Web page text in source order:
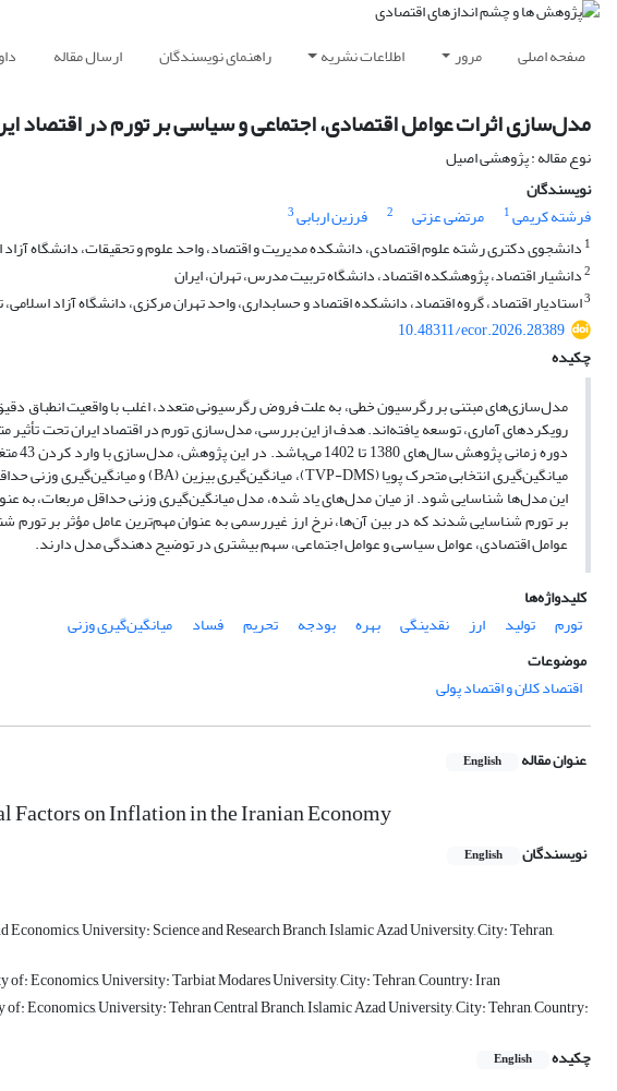
صفحه اصلی مرور اطلاعات نشریه راهنمای نویسندگان ارسال مقاله
مدل‌سازی اثرات عوامل اقتصادی، اجتماعی و سیاسی بر تورم در اقتصاد
نوع مقاله : پژوهشی اصیل
نویسندگان
فرشته کریمی1 مرتضی عزتی 2 فرزین اربابی3
1 دانشجوی دکتری رشته علوم اقتصادی، دانشکده مدیریت و اقتصاد، واحد علوم و تحقیقات، دانشگاه آزاد
2دانشیار اقتصاد، پژوهشکده اقتصاد، دانشگاه تربیت مدرس، تهران، ایران
3استادیار اقتصاد، گروه اقتصاد، دانشکده اقتصاد و حسابداری، واحد تهران مرکزی، دانشگاه آزاد اسلامی،
10.48311/ecor.2026.28389
چکیده
مدل‌سازی‌های مبتنی بر رگرسیون خطی، به علت فروض رگرسیونی متعدد، اغلب با واقعیت انطباق
رویکردهای آماری، توسعه یافته‌اند. هدف از این بررسی، مدل‌سازی تورم در اقتصاد ایران تحت
دوره زمانیپژوهشسال‌های 1380 تا 1402 می‌باشد. در این پژوهش، مدل‌سازی با وارد کردن 43 متغیر مؤثر بر تورم در 4 دسته مدل‌های میانگین‌گیری متحرک پویا (
میانگین‌گیری انتخابی متحرک پویا (TVP-DMS)، میانگین‌گیری بیزین (BA) و میانگین‌گیری وزنی
این مدل‌ها شناسایی شود. از میان مدل‌های یاد شده، مدل میانگین‌گیری وزنیحداقل مربعات، به
بر تورم شناسایی شدند که در بین آن‌ها، نرخ ارز غیررسمی به عنوان مهم
عوامل اقتصادی، عوامل سیاسی و عوامل اجتماعی، سهم بیشتری در توضیح دهندگی مدل دارند.
کلیدواژه‌ها
تورم
تولید ارز نقدینگی بهره بودجه تحریم فساد
میانگین‌گیری وزنی
موضوعات
اقتصاد کلان و اقتصاد پولی
عنوان مقاله English
Factors on Inflation in the Iranian Economy
نویسندگان English
University: Science and Research Branch, Islamic Azad University, City: Tehran,
Economics, University: Tarbiat Modares University, City: Tehran, Country: Iran
Economics, University: Tehran Central Branch, Islamic Azad University, City: Tehran, Country:
چکیده
English